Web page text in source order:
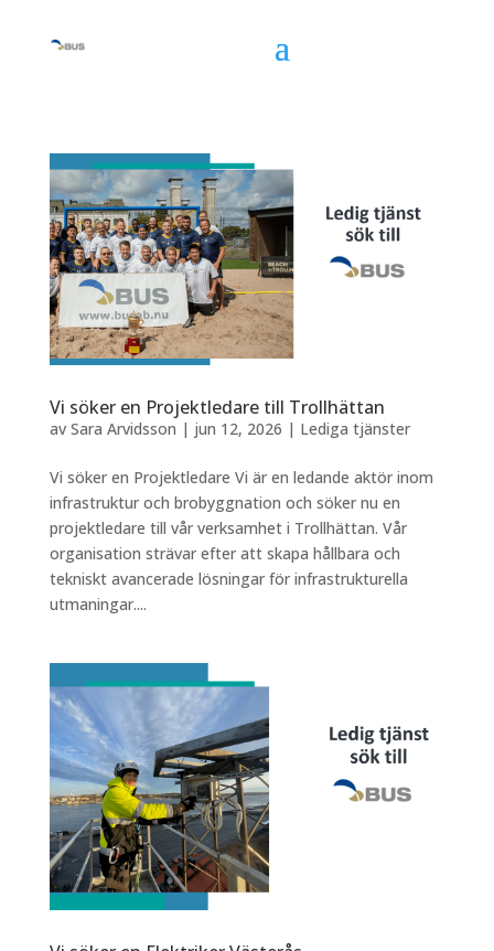
Vi söker en Projektledare till Trollhättan
av Sara Arvidsson | jun 12, 2026 | Lediga tjänster
Vi söker en Projektledare Vi är en ledande aktör inom
infrastruktur och brobyggnation och söker nu en
projektledare till vår verksamhet i Trollhättan. Vår
organisation strävar efter att skapa hållbara och
tekniskt avancerade lösningar för infrastrukturella
utmaningar....